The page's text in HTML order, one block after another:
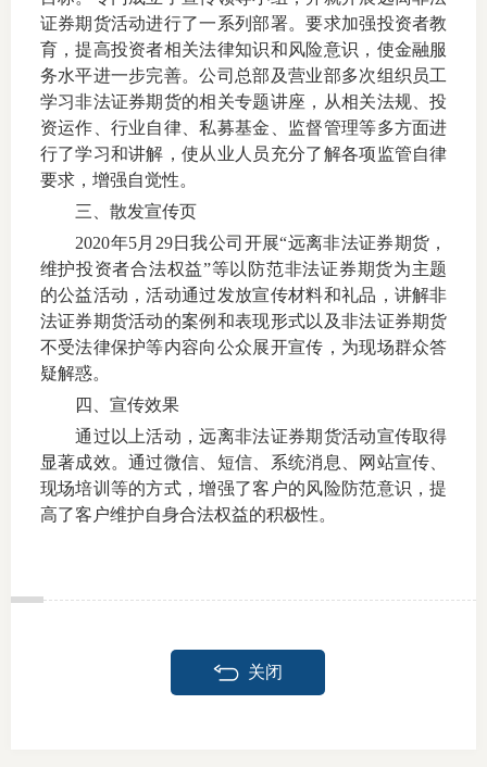
联系方
证券期货活动进行了一系列部署。要求加强投资者教
育，提高投资者相关法律知识和风险意识，使金融服
务水平进一步完善。公司总部及营业部多次组织员工
学习非法证券期货的相关专题讲座，从相关法规、投
资运作、行业自律、私募基金、监督管理等多方面进
行了学习和讲解，使从业人员充分了解各项监管自律
要求，增强自觉性。
三、散发宣传页
2020年5月29日我公司开展“远离非法证券期货，
维护投资者合法权益”等以防范非法证券期货为主题
的公益活动，活动通过发放宣传材料和礼品，讲解非
法证券期货活动的案例和表现形式以及非法证券期货
不受法律保护等内容向公众展开宣传，为现场群众答
疑解惑。
四、宣传效果
通过以上活动，远离非法证券期货活动宣传取得
显著成效。通过微信、短信、系统消息、网站宣传、
现场培训等的方式，增强了客户的风险防范意识，提
高了客户维护自身合法权益的积极性。
关闭